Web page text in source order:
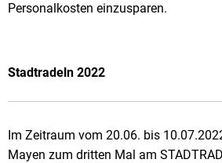
Personalkosten einzusparen.
Stadtradeln 2022
Im Zeitraum vom 20.06. bis
Mayen zum dritten Mal am